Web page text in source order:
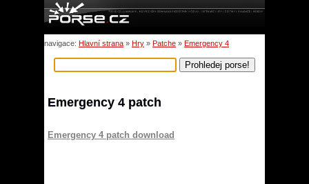
navigace: Hlavní strana » Hry » Patche » Emergency 4
Emergency 4 patch
Emergency 4 patch download